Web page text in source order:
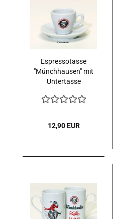
Espressotasse
"Münchhausen" mit
Untertasse
12,90 EUR